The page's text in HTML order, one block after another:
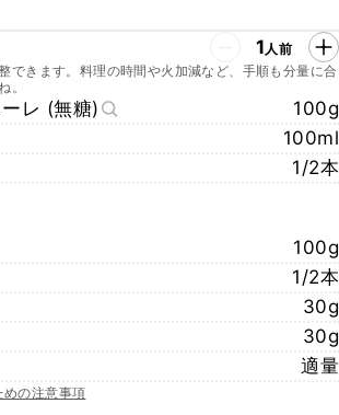
1人前
できます。料理の時間や火加減など、手順も分量に合
。
レ (無糖)
100g
100ml
1/2本
100g
1/2本
30g
30g
適量
の注意事項